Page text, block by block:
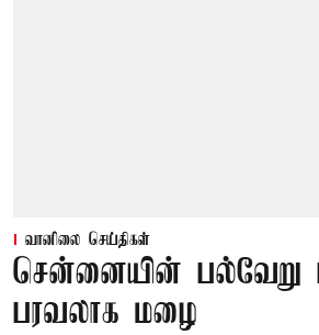
வானிலை செய்திகள்
சென்னையின் பல்வேறு
பரவலாக மழை